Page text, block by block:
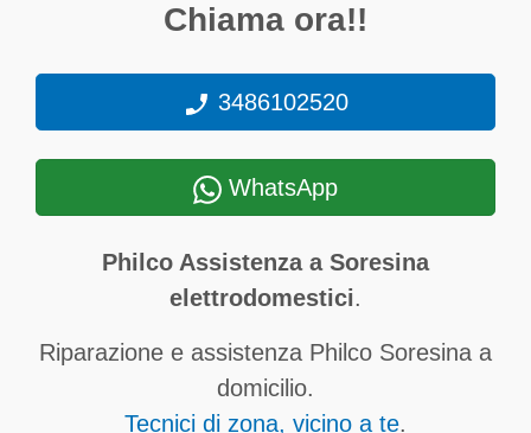
Chiama ora!!
3486102520
WhatsApp
Philco Assistenza a Soresina
elettrodomestici.
Riparazione e assistenza Philco Soresina a
domicilio.
Tecnici di zona, vicino a te.